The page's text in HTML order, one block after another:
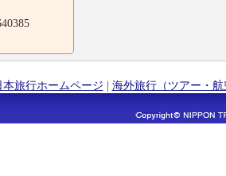
本旅行ホームページ | 海外旅行（ツアー・航